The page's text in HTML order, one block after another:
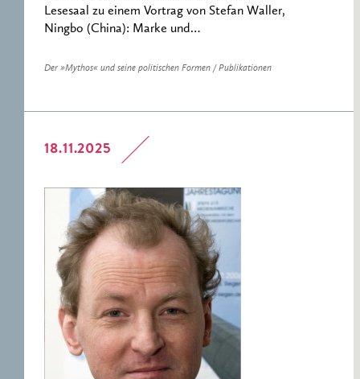
Lesesaal zu einem Vortrag von Stefan Waller,
Ningbo (China): Marke und…
Der »Mythos« und seine politischen Formen / Publikationen
18.11.2025